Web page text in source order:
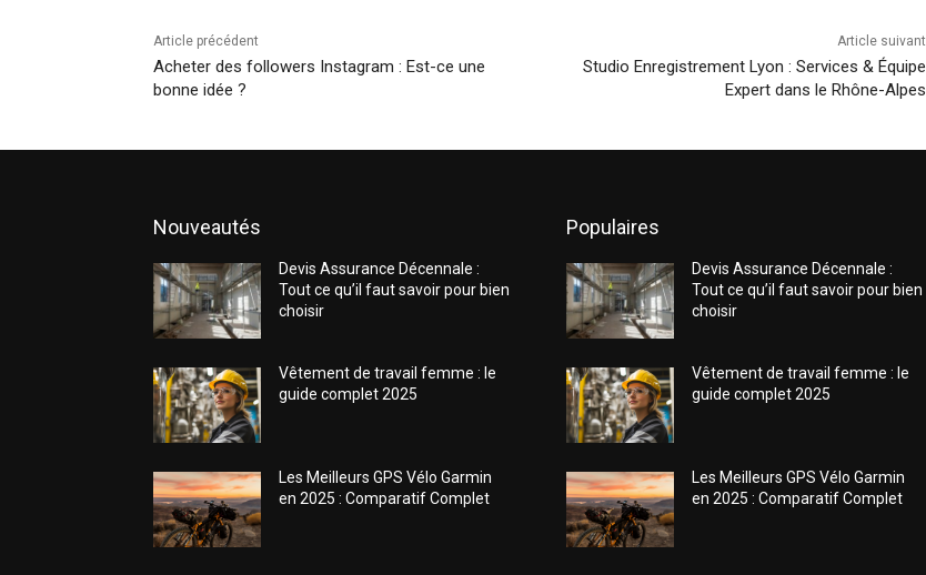
Article précédent
Acheter des followers Instagram : Est-ce une
bonne idée ?
Article suivant
Studio Enregistrement Lyon : Services & Équipe
Expert dans le Rhône-Alpes
Nouveautés
Devis Assurance Décennale :
Tout ce qu’il faut savoir pour bien
choisir
Vêtement de travail femme : le
guide complet 2025
Les Meilleurs GPS Vélo Garmin
en 2025 : Comparatif Complet
Populaires
Devis Assurance Décennale :
Tout ce qu’il faut savoir pour bien
choisir
Vêtement de travail femme : le
guide complet 2025
Les Meilleurs GPS Vélo Garmin
en 2025 : Comparatif Complet